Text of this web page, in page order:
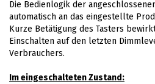
Die Bedienlogik der
automatisch an das eingestellte
Kurze Betätigung des Tasters
Einschalten auf den letzten
Verbrauchers.
Im eingeschalteten Zustand: